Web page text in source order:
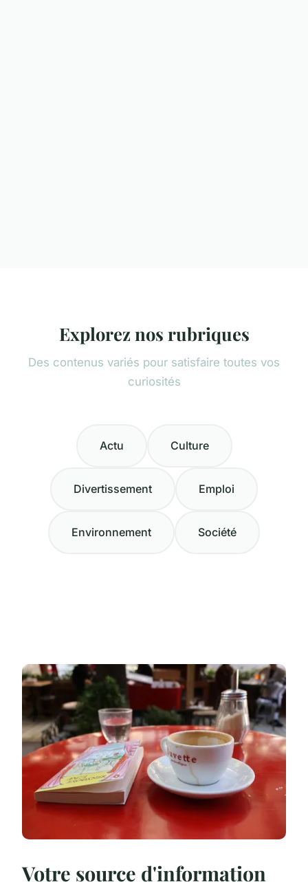
Explorez nos rubriques
Des contenus variés pour satisfaire toutes vos
curiosités
Actu Culture
Divertissement Emploi
Environnement Société
Votre source d'information